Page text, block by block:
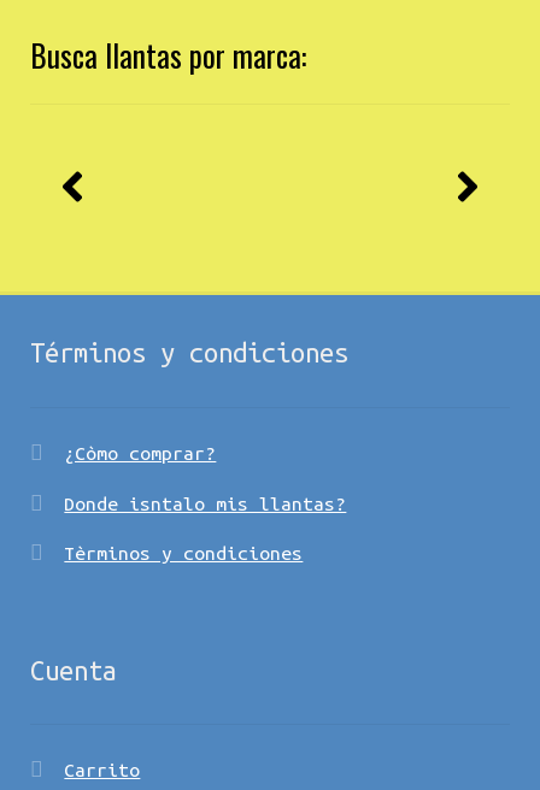
Busca llantas por marca:
Términos y condiciones
¿Còmo comprar?
Donde isntalo mis llantas?
Tèrminos y condiciones
Cuenta
Carrito